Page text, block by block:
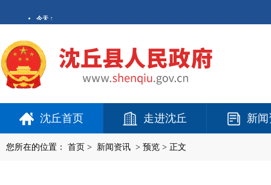
沈丘首页 走进沈丘 新
您所在的位置： 首页 > 新闻资讯 > 预览 > 正文